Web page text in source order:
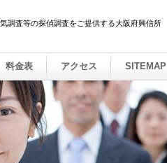
調査等の探偵調査をご提供する大阪府興信所
料金表 アクセス SITEMAP